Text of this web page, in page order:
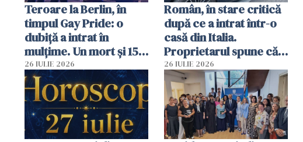
Teroare la Berlin, în
timpul Gay Pride: o
dubiță a intrat în
mulțime. Un mort și 15
răniți
26 IULIE 2026
Român, în stare critică
după ce a intrat într-o
casă din Italia.
Proprietarul spune că
s-a apărat cu un cuțit
26 IULIE 2026